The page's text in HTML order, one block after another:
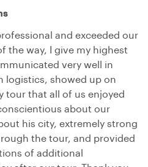
and exceeded our
the way, I give my highest
very well in
logistics, showed up on
tour that all of us enjoyed
about our
his city, extremely strong
the tour, and provided
of additional